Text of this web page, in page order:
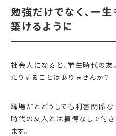
勉強だけでなく、一
築けるように
社会人になると、学生時代の
たりすることはありませんか？
職場だとどうしても利害関係な
時代の友人とは損得なしで付き
ます。